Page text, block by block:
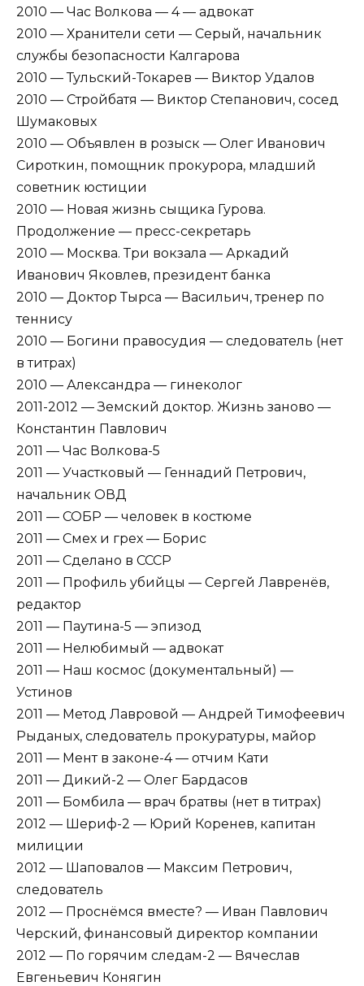
2010 — Час Волкова — 4 — адвокат
2010 — Хранители сети — Серый, начальник
службы безопасности Калгарова
2010 — Тульский-Токарев — Виктор Удалов
2010 — Стройбатя — Виктор Степанович, сосед
Шумаковых
2010 — Объявлен в розыск — Олег Иванович
Сироткин, помощник прокурора, младший
советник юстиции
2010 — Новая жизнь сыщика Гурова.
Продолжение — пресс-секретарь
2010 — Москва. Три вокзала — Аркадий
Иванович Яковлев, президент банка
2010 — Доктор Тырса — Васильич, тренер по
теннису
2010 — Богини правосудия — следователь (нет
в титрах)
2010 — Александра — гинеколог
2011-2012 — Земский доктор. Жизнь заново —
Константин Павлович
2011 — Час Волкова-5
2011 — Участковый — Геннадий Петрович,
начальник ОВД
2011 — СОБР — человек в костюме
2011 — Смех и грех — Борис
2011 — Сделано в СССР
2011 — Профиль убийцы — Сергей Лавренёв,
редактор
2011 — Паутина-5 — эпизод
2011 — Нелюбимый — адвокат
2011 — Наш космос (документальный) —
Устинов
2011 — Метод Лавровой — Андрей Тимофеевич
Рыданых, следователь прокуратуры, майор
2011 — Мент в законе-4 — отчим Кати
2011 — Дикий-2 — Олег Бардасов
2011 — Бомбила — врач братвы (нет в титрах)
2012 — Шериф-2 — Юрий Коренев, капитан
милиции
2012 — Шаповалов — Максим Петрович,
следователь
2012 — Проснёмся вместе? — Иван Павлович
Черский, финансовый директор компании
2012 — По горячим следам-2 — Вячеслав
Евгеньевич Конягин